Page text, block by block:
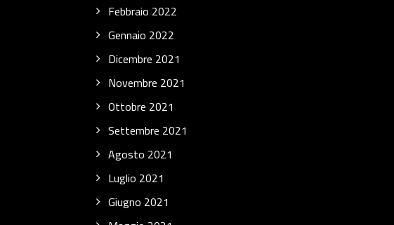
Febbraio 2022
Gennaio 2022
Dicembre 2021
Novembre 2021
Ottobre 2021
Settembre 2021
Agosto 2021
Luglio 2021
Giugno 2021